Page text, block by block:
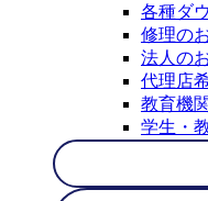
各種ダ
修理の
法人の
代理店
教育機
学生・